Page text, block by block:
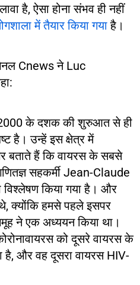
है, ऐसा होना संभव ही नहीं
में तैयार किया गयाहै।
Cnews ने Luc
2000 के दशक की शुरुआत से ही
है। उन्हें इस क्षेत्र में
बताते हैं कि वायरस के सबसे
सहकर्मी Jean-Claude
किया गया है। और
क्योंकि हमसे पहले इसपर
ने एक अध्ययन किया था।
को दूसरे वायरस के
है, और वह दूसरा वायरस HIV-